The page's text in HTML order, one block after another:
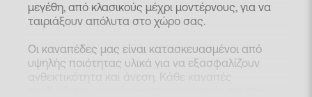
μεγέθη, από κλασικούς μέχρι μοντέρνους, για να
ταιριάξουν απόλυτα στο χώρο σας.
Οι καναπέδες μας είναι κατασκευασμένοι από
υψηλής ποιότητας υλικά για να εξασφαλίζουν
ανθεκτικότητα και άνεση. Κάθε καναπές